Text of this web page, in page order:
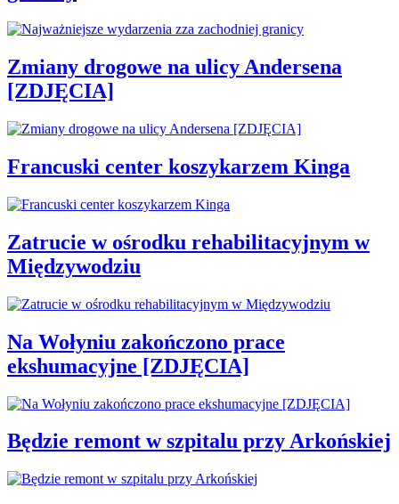
Zmiany drogowe na ulicy Andersena
[ZDJĘCIA]
Francuski center koszykarzem Kinga
Zatrucie w ośrodku rehabilitacyjnym w
Międzywodziu
Na Wołyniu zakończono prace
ekshumacyjne [ZDJĘCIA]
Będzie remont w szpitalu przy Arkońskiej